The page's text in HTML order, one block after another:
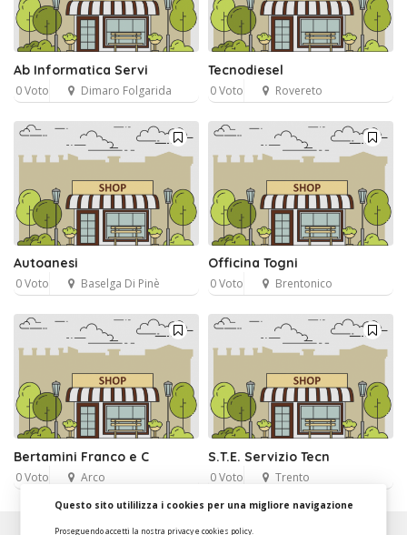
Ab Informatica Servi
0 Voto Dimaro Folgarida
Tecnodiesel
0 Voto Rovereto
Autoanesi
0 Voto Baselga Di Pinè
Officina Togni
0 Voto Brentonico
Bertamini Franco e C
0 Voto Arco
S.T.E. Servizio Tecn
0 Voto Trento
Questo sito utililizza i cookies per una migliore navigazione
Proseguendo accetti la nostra privacy e cookies policy.